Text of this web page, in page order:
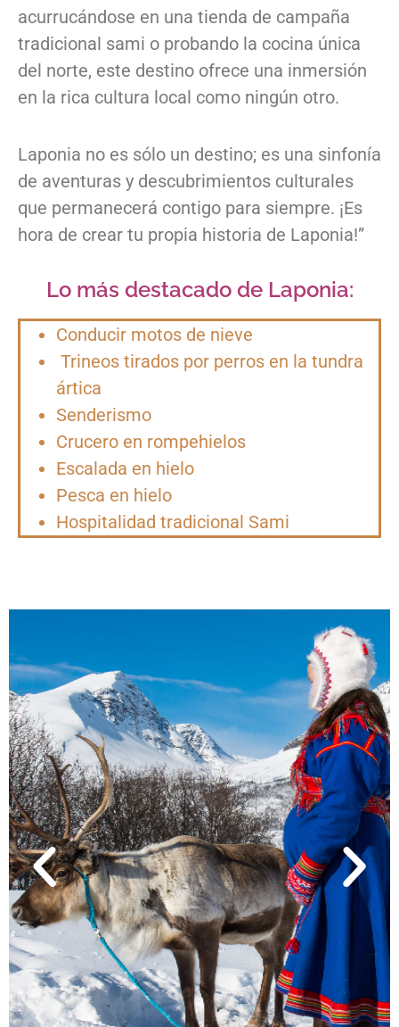
acurrucándose en una tienda de campaña
tradicional sami o probando la cocina única
del norte, este destino ofrece una inmersión
en la rica cultura local como ningún otro.
Laponia no es sólo un destino; es una sinfonía
de aventuras y descubrimientos culturales
que permanecerá contigo para siempre. ¡Es
hora de crear tu propia historia de Laponia!”
Lo más destacado de Laponia:
Conducir motos de nieve
Trineos tirados por perros en la tundra
ártica
Senderismo
Crucero en rompehielos
Escalada en hielo
Pesca en hielo
Hospitalidad tradicional Sami